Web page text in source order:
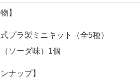
】
プラ製ミニキット（全5種）
ソーダ味）1個
ナップ】